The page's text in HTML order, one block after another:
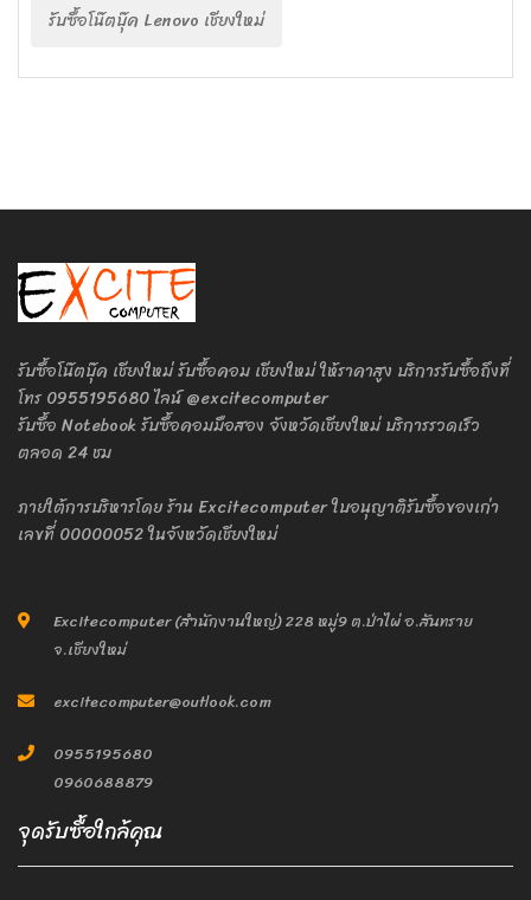
รับซื้อโน๊ตบุ๊ค Lenovo เชียงใหม่
รับซื้อโน๊ตบุ๊ค เชียงใหม่ รับซื้อคอม เชียงใหม่ ให้ราคาสูง บริการรับซื้อถึงที่
โทร 0955195680 ไลน์ @excitecomputer
รับซื้อ Notebook รับซื้อคอมมือสอง จังหวัดเชียงใหม่ บริการรวดเร็ว
ตลอด 24 ชม
ภายใต้การบริหารโดย ร้าน Excitecomputer ใบอนุญาติรับซื้อของเก่า
เลขที่ 00000052 ในจังหวัดเชียงใหม่
Excitecomputer (สำนักงานใหญ่) 228 หมู่9 ต.ป่าไผ่ อ.สันทราย
จ.เชียงใหม่
excitecomputer@outlook.com
0955195680
0960688879
จุดรับซื้อใกล้คุณ